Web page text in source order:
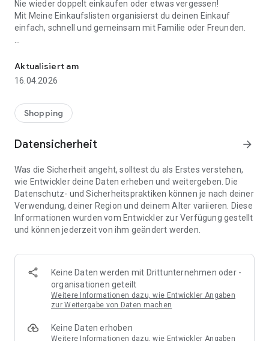
Nie wieder doppelt einkaufen oder etwas vergessen!
Mit Meine Einkaufslisten organisierst du deinen Einkauf
einfach, schnell und gemeinsam mit Familie oder Freunden.
👨‍👩‍👧 Gemeinsame Einkaufslisten in Echtzeit: Alle sehen
⚡ Superschnell & einfach: Liste in Sekunden erstellen und
sofort loslegen.
📱 Immer dabei: Deine Einkaufsliste ist jederzeit auf deinem
🤝 Teilen leicht gemacht: Lade andere ein und erledigt den
Einkauf gemeinsam.
🍳 Zutaten direkt aus Rezepten übernehmen: Importiere
Zutaten von Rezept-Webseiten und verwandle sie
🚀 DEINE VORTEILE IM ALLTAG
* Nie wieder doppelte Einkäufe
* Kein Chaos mehr beim Einkaufen
* Bessere Abstimmung mit Familie & Freunden
* Perfekt für die Essensplanung
Aktualisiert am
16.04.2026
Shopping
Datensicherheit arrow_forward
Was die Sicherheit angeht, solltest du als Erstes verstehen,
wie Entwickler deine Daten erheben und weitergeben. Die
Datenschutz- und Sicherheitspraktiken können je nach deiner
Verwendung, deiner Region und deinem Alter variieren. Diese
Informationen wurden vom Entwickler zur Verfügung gestellt
und können jederzeit von ihm geändert werden.
Keine Daten werden mit Drittunternehmen oder -
organisationen geteilt
Weitere Informationen dazu, wie Entwickler Angaben
zur Weitergabe von Daten machen
Keine Daten erhoben
Weitere Informationen dazu, wie Entwickler Angaben